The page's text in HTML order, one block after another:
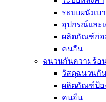
ระบบผนังเบา
อุปกรณ์และ
ผลิตภัณฑ์ก่อ
คนอื่น
ฉนวนกันความร้อ
วัสดุฉนวนกั
ผลิตภัณฑ์ป้อ
คนอื่น